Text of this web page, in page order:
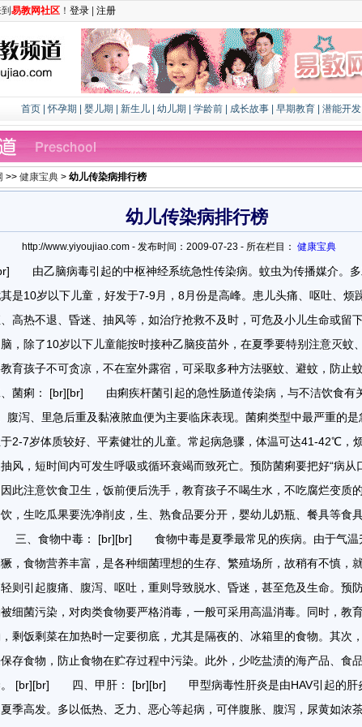
易教网社区 ！ 登录 注册
首页 |怀孕期 婴儿期 新生儿 幼儿期 学龄前 成长故事 早期教育 潜能开发
>> 健康宝典 > 幼儿传染病排行榜
幼儿传染病排行榜
http://www.yiyoujiao.com - 发布时间：2009-07-23 - 所在栏目： 健康宝典
由乙脑病毒引起的中枢神经系统急性传染病。蚊虫为传播媒介。多
是10岁以下儿童，好发于7-9月，8月份是高峰。患儿头痛、呕吐、烦
高热不退、昏迷、抽风等，如治疗抢救不及时，可危及小儿生命或留
，除了10岁以下儿童能按时接种乙脑疫苗外，在夏季要特别注意灭蚊
育孩子不可贪凉，不在室外露宿，可采取多种方法驱蚊、避蚊，防止蚊
痢： [br][br] 由痢疾杆菌引起的急性肠道传染病，与不洁饮食有
腹泻、里急后重及黏液脓血便为主要临床表现。菌痢类型中最严重的是
2-7岁体质较好、平素健壮的儿童。常起病急骤，体温可达41-42℃，烦
风，短时间内可发生呼吸或循环衰竭而致死亡。预防菌痢要把好“病从
此注意饮食卫生，饭前便后洗手，教育孩子不喝生水，不吃腐烂变质
，生吃瓜果要洗净削皮，生、熟食品要分开，婴幼儿奶瓶、餐具等食
、食物中毒： [br][br] 食物中毒是夏季最常见的疾病。由于气温
，食物营养丰富，是各种细菌理想的生存、繁殖场所，故稍有不慎，
则引起腹痛、腹泻、呕吐，重则导致脱水、昏迷，甚至危及生命。预
细菌污染，对肉类食物要严格消毒，一般可采用高温消毒。同时，教
剩饭剩菜在加热时一定要彻底，尤其是隔夜的、冰箱里的食物。其次，
存食物，防止食物在贮存过程中污染。此外，少吃盐渍的海产品、食
。 [br][br] 四、甲肝： [br][br] 甲型病毒性肝炎是由HAV引起的肝
季高发。多以低热、乏力、恶心等起病，可伴腹胀、腹泻，尿黄如浓